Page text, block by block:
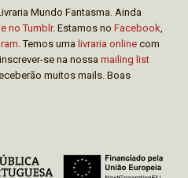
Mundo Fantasma. Ainda
no Tumblr. Estamos no Facebook,
. Temos uma livraria online com
se na nossa mailing list
muitos mails. Boas